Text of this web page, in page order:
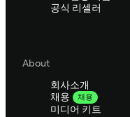
공식 리셀러
About
회사소개
채용
채용
미디어 키트